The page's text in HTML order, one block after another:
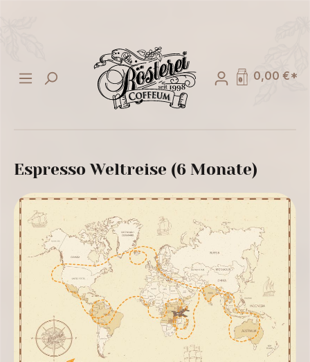
0,00 €*
Espresso Weltreise (6 Monate)